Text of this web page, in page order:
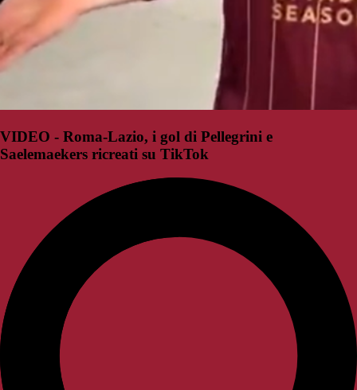
VIDEO - Roma-Lazio, i gol di Pellegrini e
Saelemaekers ricreati su TikTok